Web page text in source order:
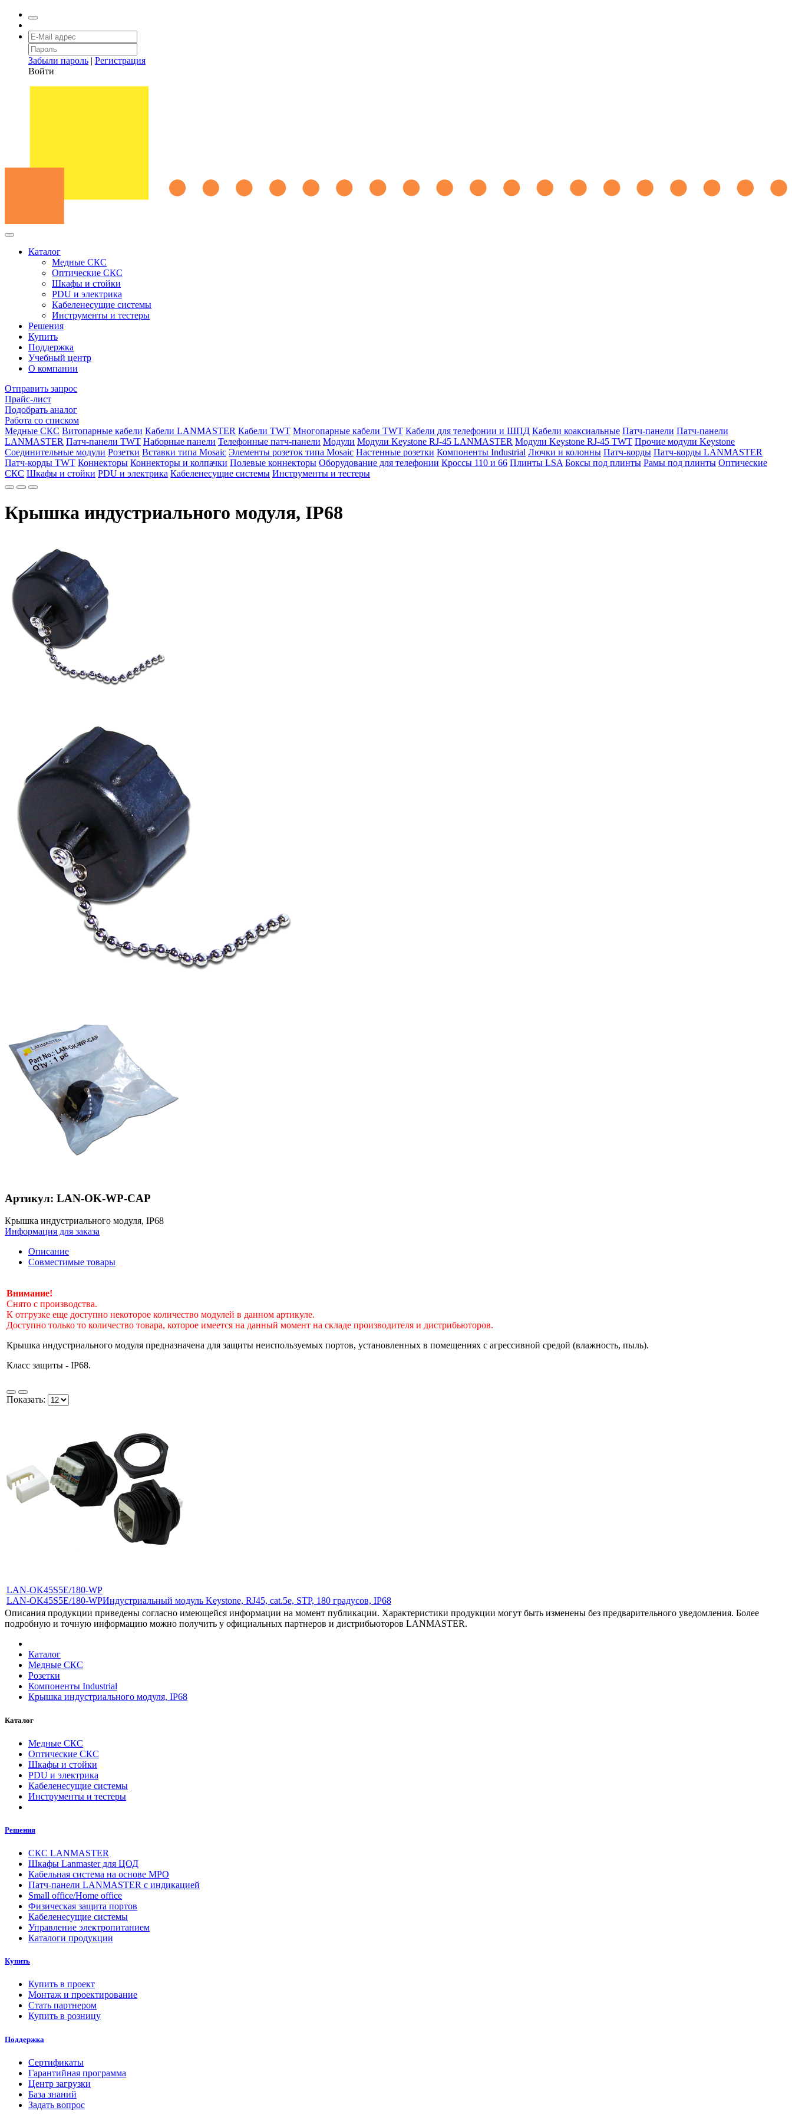
Забыли пароль | Регистрация
Войти
Каталог
Медные СКС
Оптические СКС
Шкафы и стойки
PDU и электрика
Кабеленесущие системы
Инструменты и тестеры
Решения
Купить
Поддержка
Учебный центр
О компании
Отправить запрос
Прайс-лист
Подобрать аналог
Работа со списком
Медные СКС Витопарные кабели Кабели LANMASTER Кабели TWT Многопарные кабели TWT Кабели для телефонии и ШПД Кабели коаксиальные Патч-панели Патч-панели
LANMASTER Патч-панели TWT Наборные панели Телефонные патч-панели Модули Модули Keystone RJ-45 LANMASTER Модули Keystone RJ-45 TWT Прочие модули Keystone
Соединительные модули Розетки Вставки типа Mosaic Элементы розеток типа Mosaic Настенные розетки Компоненты Industrial Лючки и колонны Патч-корды Патч-корды LANMASTER
Патч-корды TWT Коннекторы Коннекторы и колпачки Полевые коннекторы Оборудование для телефонии Кроссы 110 и 66 Плинты LSA Боксы под плинты Рамы под плинты Оптические
СКС Шкафы и стойки PDU и электрика Кабеленесущие системы Инструменты и тестеры
Крышка индустриального модуля, IP68
Артикул: LAN-OK-WP-CAP
Крышка индустриального модуля, IP68
Информация для заказа
Описание
Совместимые товары
Внимание!
Снято с производства.
К отгрузке еще доступно некоторое количество модулей в данном артикуле.
Доступно только то количество товара, которое имеется на данный момент на складе производителя и дистрибьюторов.
Крышка индустриального модуля предназначена для защиты неиспользуемых портов, установленных в помещениях с агрессивной средой (влажность, пыль).
Класс защиты - IP68.
Показать:
LAN-OK45S5E/180-WP
LAN-OK45S5E/180-WPИндустриальный модуль Keystone, RJ45, cat.5e, STP, 180 градусов, IP68
Описания продукции приведены согласно имеющейся информации на момент публикации. Характеристики продукции могут быть изменены без предварительного уведомления. Более
подробную и точную информацию можно получить у официальных партнеров и дистрибьюторов LANMASTER.
Каталог
Медные СКС
Розетки
Компоненты Industrial
Крышка индустриального модуля, IP68
Каталог
Медные СКС
Оптические СКС
Шкафы и стойки
PDU и электрика
Кабеленесущие системы
Инструменты и тестеры
Решения
СКС LANMASTER
Шкафы Lanmaster для ЦОД
Кабельная система на основе MPO
Патч-панели LANMASTER с индикацией
Small office/Home office
Физическая защита портов
Кабеленесущие системы
Управление электропитанием
Каталоги продукции
Купить
Купить в проект
Монтаж и проектирование
Стать партнером
Купить в розницу
Поддержка
Сертификаты
Гарантийная программа
Центр загрузки
База знаний
Задать вопрос